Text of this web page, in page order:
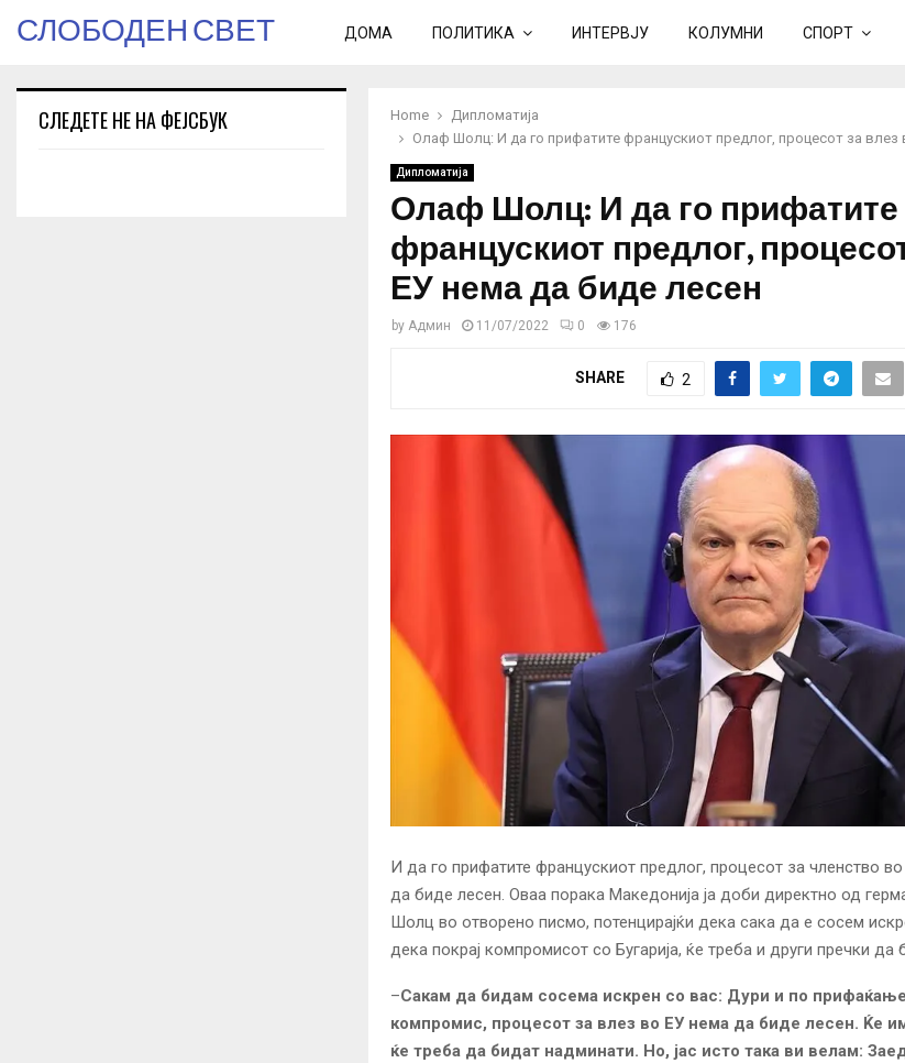
СЛОБОДЕН СВЕТ ДОМА ПОЛИТИКА ИНТЕРВЈУ КОЛУМНИ СПОРТ
Home
Дипломатија
Олаф Шолц: И да го прифатите францускиот предлог, процесот за влез
Дипломатија
Олаф Шолц: И да го прифатите
францускиот предлог,
ЕУ нема да биде лесен
by Админ 11/07/2022 0 176
SHARE 2
И да го прифатите францускиот предлог, процесот за членство
да биде лесен. Оваа порака Македонија ја доби директно од
Шолц во отворено писмо, потенцирајќи дека сака да е сосем
дека покрај компромисот со Бугарија, ќе треба и други пречки да
–Сакам да бидам сосема искрен со вас: Дури и по
компромис, процесот за влез во ЕУ нема да биде лесен. Ќе
ќе треба да бидат надминати. Но, јас исто така ви велам:
СЛЕДЕТЕ НЕ НА ФЕЈСБУК